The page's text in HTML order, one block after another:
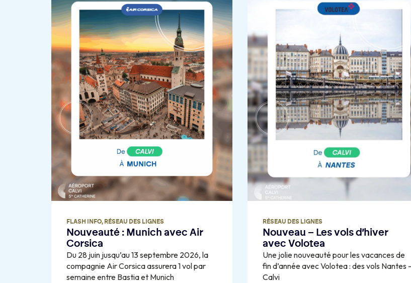
FLASH INFO, RÉSEAU DES LIGNES
Nouveauté : Munich avec Air
Corsica
Du 28 juin jusqu’au 13 septembre 2026, la
compagnie Air Corsica assurera 1 vol par
semaine entre Bastia et Munich
RÉSEAU DES LIGNES
Nouveau – Les vols d’hiver
avec Volotea
Une jolie nouveauté pour les vacances de
fin d’année avec Volotea : des vols Nantes
Calvi